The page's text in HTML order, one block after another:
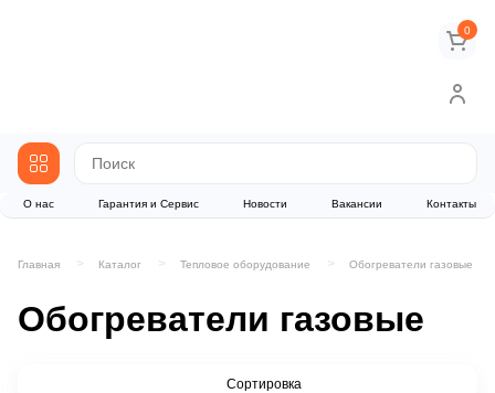
0
О нас Гарантия и Сервис Новости Вакансии Контакты
Главная Каталог Тепловое оборудование Обогреватели газовые
Обогреватели газовые
Сортировка